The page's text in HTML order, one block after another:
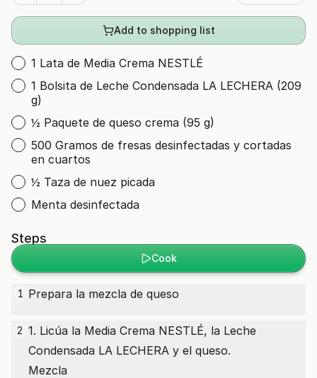
Add to shopping list
1 Lata de Media Crema NESTLÉ
1 Bolsita de Leche Condensada LA LECHERA (209
g)
½ Paquete de queso crema (95 g)
500 Gramos de fresas desinfectadas y cortadas
en cuartos
½ Taza de nuez picada
Menta desinfectada
Steps
Cook
1 Prepara la mezcla de queso
2 1. Licúa la Media Crema NESTLÉ, la Leche
Condensada LA LECHERA y el queso.
Mezcla